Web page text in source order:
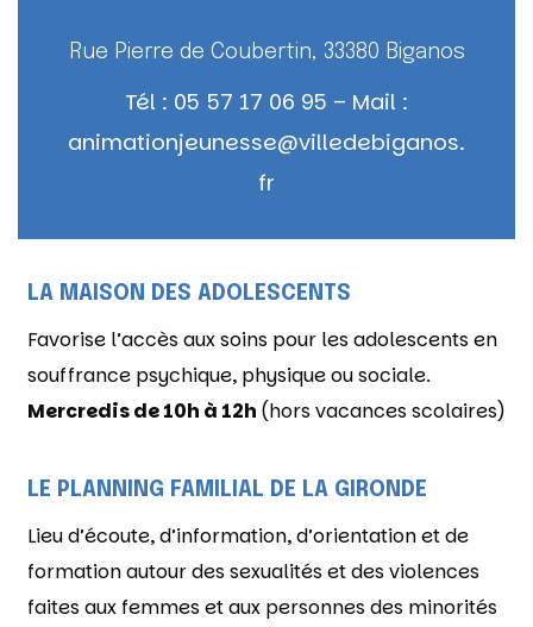
Rue Pierre de Coubertin, 33380 Biganos
Tél : 05 57 17 06 95 – Mail :
animationjeunesse@villedebiganos.
fr
LA MAISON DES ADOLESCENTS
Favorise l’accès aux soins pour les adolescents en
souffrance psychique, physique ou sociale.
Mercredis de 10h à 12h (hors vacances scolaires)
LE PLANNING FAMILIAL DE LA GIRONDE
Lieu d’écoute, d’information, d’orientation et de
formation autour des sexualités et des violences
faites aux femmes et aux personnes des minorités